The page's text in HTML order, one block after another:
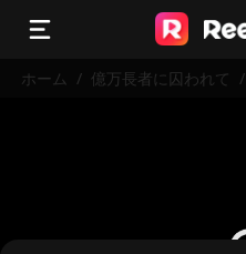
ホーム / 億万長者に囚われて /